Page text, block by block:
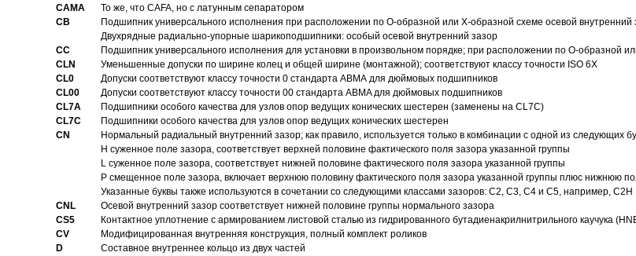
CAMA
То же, что CAFA, но с латунным сепаратором
CB
Подшипник универсального исполнения при расположении по О-образной или Х-образной схеме осевой
Двухрядные радиально-упорные шарикоподшипники: особый осевой внутренний зазор
CC
Подшипник универсального исполнения для установки в произвольном порядке; при расположении по О-образной
CLN
Уменьшенные допуски по ширине колец и общей ширине (монтажной); соответствуют классу точности ISO 6X
CL0
Допуски соответствуют классу точности 0 стандарта АВМА для дюймовых подшипников
CL00
Допуски соответствуют классу точности 00 стандарта ABMA для дюймовых подшипников
CL7A
Подшипники особого качества для узлов опор ведущих конических шестерен (заменены на CL7C)
CL7C
Подшипники особого качества для узлов опор ведущих конических шестерен
CN
Hормальный радиальный внутренний зазор; как правило, используется только в комбинации с одной из
H суженное поле зазора, соответствует верхней половине фактического поля зазора указанной группы
L суженное поле зазора, соответствует нижней половине фактического поля зазора указанной группы
P смещенное поле зазора, включает верхнюю половину фактического поля зазора указанной группы плюс нижнюю
Указанные буквы также используются в сочетании со следующими классами зазоров: С2, C3, С4 и С5, например, С2Н
CNL
Осевой внутренний зазор соответствует нижней половине группы нормального зазора
CS5
Контактное уплотнение с армированием листовой сталью из гидрированного бутадиенакрилнитрильного каучука
CV
Модифицированная внутренняя конструкция, полный комплект роликов
D
Составное внутреннее кольцо из двух частей